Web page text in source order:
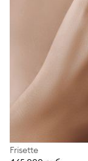
Frisette